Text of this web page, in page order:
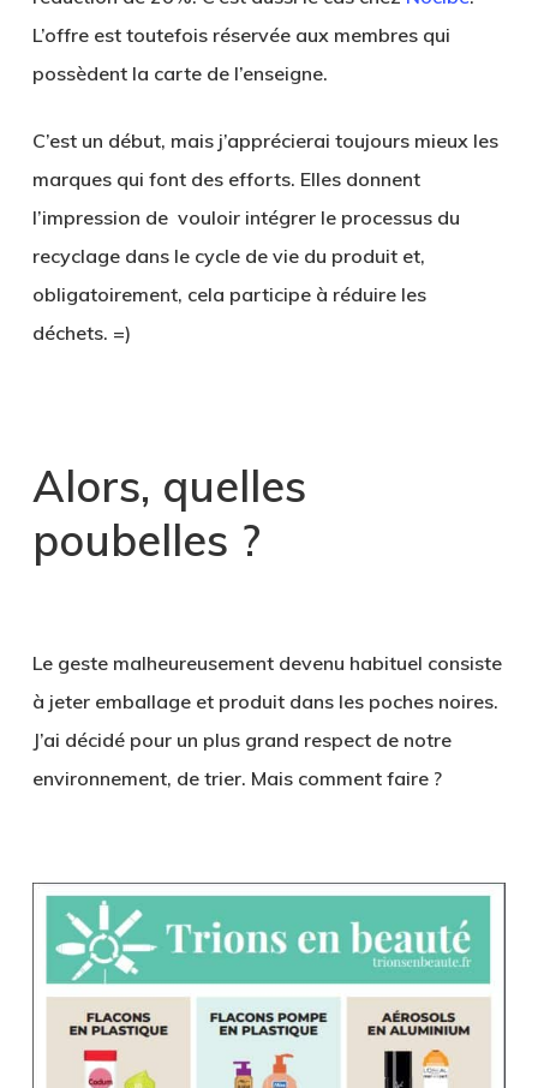
L’offre est toutefois réservée aux membres qui
possèdent la carte de l’enseigne.
C’est un début, mais j’apprécierai toujours mieux les
marques qui font des efforts. Elles donnent
l’impression de vouloir intégrer le processus du
recyclage dans le cycle de vie du produit et,
obligatoirement, cela participe à réduire les
déchets. =)
Alors, quelles
poubelles ?
Le geste malheureusement devenu habituel consiste
à jeter emballage et produit dans les poches noires.
J’ai décidé pour un plus grand respect de notre
environnement, de trier. Mais comment faire ?